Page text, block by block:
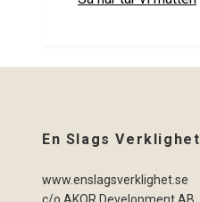
En Slags Verklighet
www.enslagsverklighet.se
c/o AKOR Development AB